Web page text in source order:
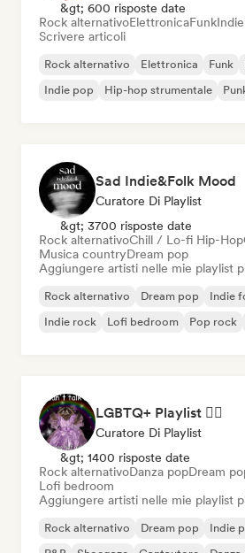
&gt; 600 risposte date
Rock alternativoElettronicaFunk
Scrivere articoli
Rock alternativo Elettronica Funk
Indie pop
Hip-hop strumentale
Sad Indie&Folk Mood
Curatore Di Playlist
&gt; 3700 risposte date
Rock alternativoChill / Lo-fi Hip-Hop
Musica countryDream pop
Aggiungere artisti nelle mie playlist
Rock alternativo Dream pop Indie
Indie rock
Lofi bedroom Pop rock
LGBTQ+ Playlist 🏳️‍🌈
Curatore Di Playlist
&gt; 1400 risposte date
Rock alternativoDanza popDream
Lofi bedroom
Aggiungere artisti nelle mie playlist
Rock alternativo Dream pop Indie